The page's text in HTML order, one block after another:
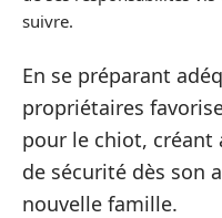
suivre.
En se préparant
propriétaires
pour le chiot, créant
de sécurité dès son
nouvelle famille.